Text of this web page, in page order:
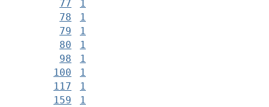
77
1
78
1
79
1
80
1
98
1
100
1
117
1
159
1